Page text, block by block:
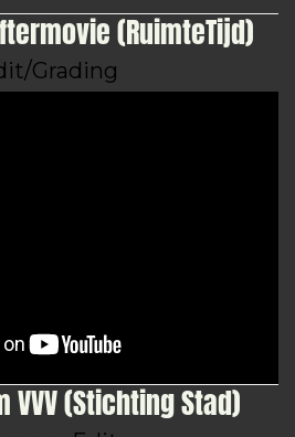
(RuimteTijd)
Grading
VVV (Stichting Stad)